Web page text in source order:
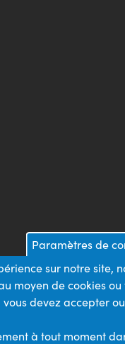
Paramètres de
sur notre site,
moyen de cookies
devez accepter
à tout moment